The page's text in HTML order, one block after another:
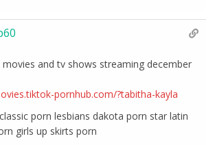
and tv shows streaming december
pornhub.com/?tabitha-kayla
porn lesbians dakota porn star latin
girls up skirts porn